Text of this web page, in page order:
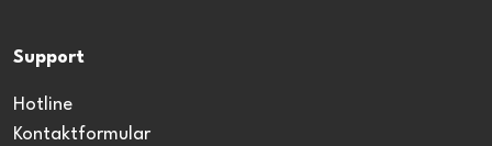
Support
Hotline
Kontaktformular